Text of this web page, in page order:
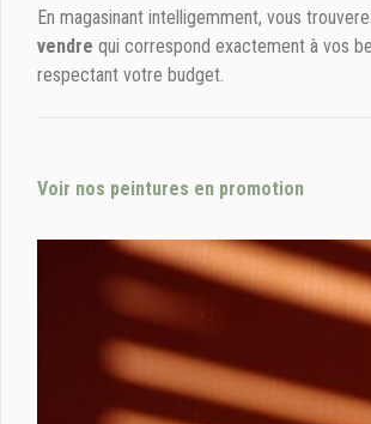
En magasinant intelligemment, vous
vendre qui correspond exactement à vos
respectant votre budget.
Voir nos peintures en promotion